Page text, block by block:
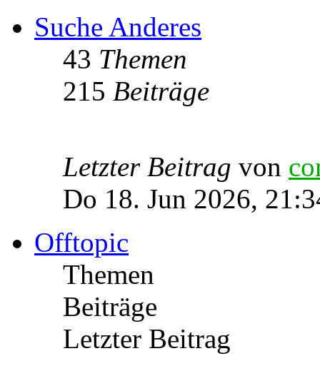
Suche Anderes
43 Themen
215 Beiträge
Letzter Beitrag von
Do 18. Jun 2026,
Offtopic
Themen
Beiträge
Letzter Beitrag